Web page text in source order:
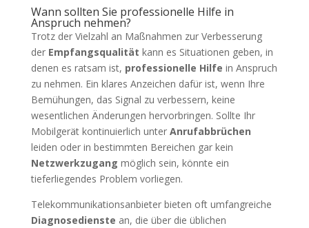
Wann sollten Sie professionelle Hilfe in
Anspruch nehmen?
Trotz der Vielzahl an Maßnahmen zur Verbesserung
der Empfangsqualität kann es Situationen geben, in
denen es ratsam ist, professionelle Hilfe in Anspruch
zu nehmen. Ein klares Anzeichen dafür ist, wenn Ihre
Bemühungen, das Signal zu verbessern, keine
wesentlichen Änderungen hervorbringen. Sollte Ihr
Mobilgerät kontinuierlich unter Anrufabbrüchen
leiden oder in bestimmten Bereichen gar kein
Netzwerkzugang möglich sein, könnte ein
tieferliegendes Problem vorliegen.
Telekommunikationsanbieter bieten oft umfangreiche
Diagnosedienste an, die über die üblichen